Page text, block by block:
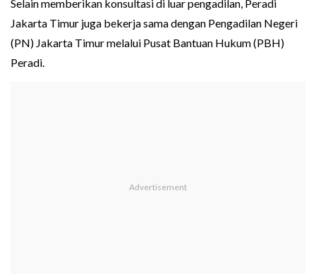
Selain memberikan konsultasi di luar pengadilan, Peradi
Jakarta Timur juga bekerja sama dengan Pengadilan Negeri
(PN) Jakarta Timur melalui Pusat Bantuan Hukum (PBH)
Peradi.